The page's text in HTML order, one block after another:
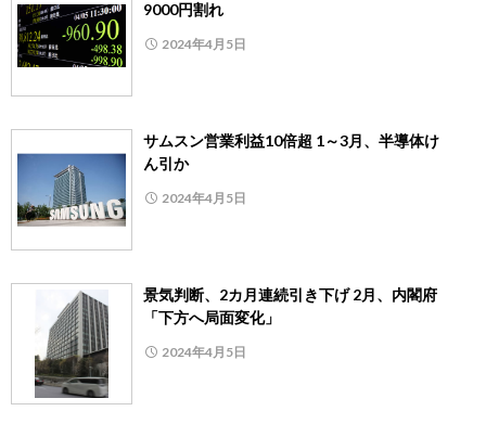
9000円割れ
2024年4月5日
サムスン営業利益10倍超 1～3月、半導体け
ん引か
2024年4月5日
景気判断、2カ月連続引き下げ 2月、内閣府
「下方へ局面変化」
2024年4月5日